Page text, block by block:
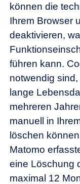
können die
Ihrem Browser
deaktivieren,
führen kann.
notwendig
lange
mehreren
manuell in
löschen
Matomo
eine Löschung
maximal 12